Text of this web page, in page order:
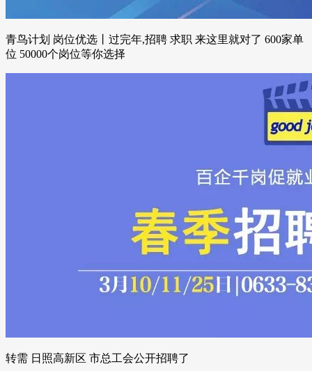
青鸟计划 岗位优选丨过完年,招聘 求职 来这里就对了 600家单
位 50000个岗位等你选择
转需 日照高新区 市总工会公开招聘了